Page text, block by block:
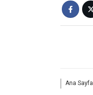
Ana Sayfa